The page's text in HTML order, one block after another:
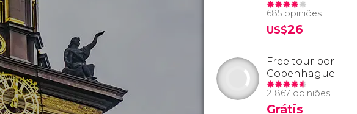
685 opiniões
US$26
Free tour por
Copenhague
21867 opiniões
Grátis